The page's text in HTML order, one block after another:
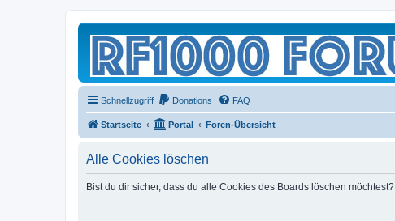
Schnellzugriff Donations FAQ
Startseite Portal Foren-Übersicht
Alle Cookies löschen
Bist du dir sicher, dass du alle Cookies des Boards löschen möchtest?